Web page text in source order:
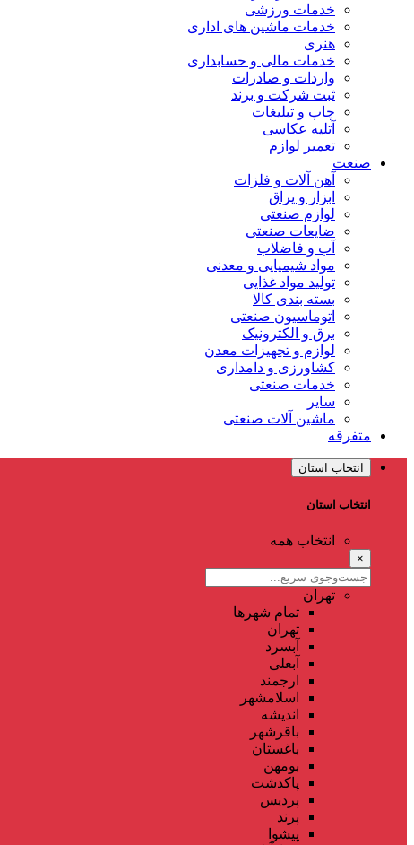
خدمات ورزشی
خدمات ماشین های اداری
هنری
خدمات مالی و حسابداری
واردات و صادرات
ثبت شرکت و برند
چاپ و تبلیغات
آتلیه عکاسی
تعمیر لوازم
صنعت
آهن آلات و فلزات
ابزار و یراق
لوازم صنعتی
ضایعات صنعتی
آب و فاضلاب
مواد شیمیایی و معدنی
تولید مواد غذایی
بسته بندی کالا
اتوماسیون صنعتی
برق و الکترونیک
لوازم و تجهیزات معدن
کشاورزی و دامداری
خدمات صنعتی
سایر
ماشین آلات صنعتی
متفرقه
انتخاب استان
انتخاب استان
انتخاب همه
×
تهران
تمام شهر‌ها
تهران
آبسرد
آبعلی
ارجمند
اسلامشهر
اندیشه
باقرشهر
باغستان
بومهن
پاکدشت
پردیس
پرند
پیشوا